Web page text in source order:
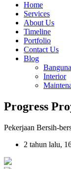
Home
Services
About Us
Timeline
Portfolio
Contact Us
Blog
Interior
Progress
Pekerjaan Bersih-
2 tahun lalu,